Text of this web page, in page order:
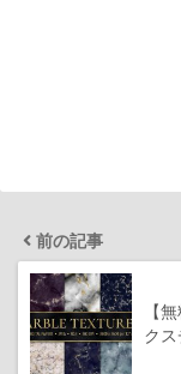
前の記事
【
ク